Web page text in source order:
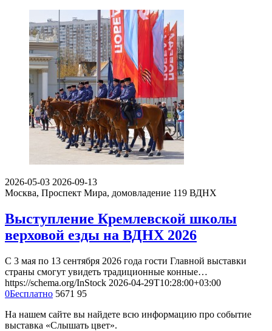
2026-05-03 2026-09-13
Москва, Проспект Мира, домовладение 119 ВДНХ
Выступление Кремлевской школы
верховой езды на ВДНХ 2026
С 3 мая по 13 сентября 2026 года гости Главной выставки
страны смогут увидеть традиционные конные…
https://schema.org/InStock 2026-04-29T10:28:00+03:00
0Бесплатно 5671 95
На нашем сайте вы найдете всю информацию про событие
выставка «Слышать цвет».